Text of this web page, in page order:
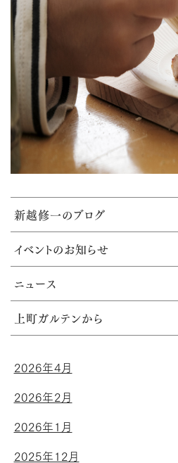
新越修一のブログ
イベントのお知らせ
ニュース
上町ガルテンから
2026年4月
2026年2月
2026年1月
2025年12月